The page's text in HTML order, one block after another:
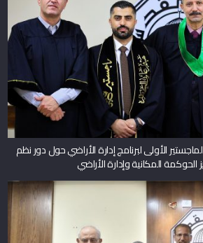
الأولى لبرنامج إدارة الأراضي حول دور نظم
المكانية وإدارة الأراضي